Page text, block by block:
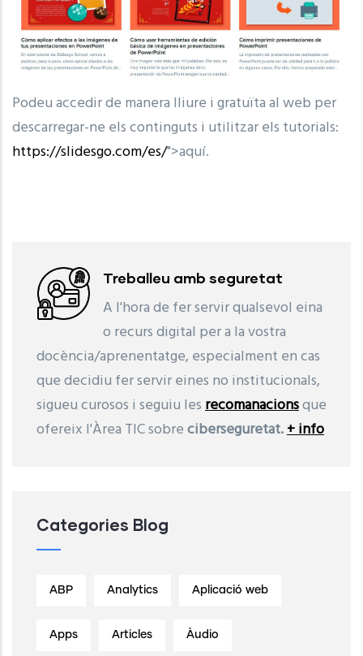
Podeu accedir de manera lliure i gratuïta al web per
descarregar-ne els continguts i utilitzar els tutorials:
https://slidesgo.com/es/">aquí.
Treballeu amb seguretat
A l'hora de fer servir qualsevol eina
o recurs digital per a la vostra
docència/aprenentatge, especialment en cas
que decidiu fer servir eines no institucionals,
sigueu curosos i seguiu lesrecomanacionsque
ofereix l'Àrea TIC sobreciberseguretat.+ info
Categories Blog
ABP Analytics Aplicació web
Apps Articles Àudio